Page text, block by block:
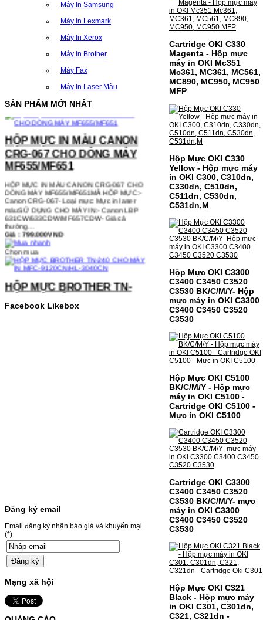
Máy In Samsung
Máy In Lexmark
Máy In Xerox
Máy In Brother
Máy Fax
Máy In Laser Màu
SẢN PHẨM MỚI NHẤT
CỤM DRUM CANON NPG-59 CHO DÒNG
mực Canon NPG-59- Loại cụm drum:
Ir 2002/2002N/2202N/2004n/2006n- Mặt
Giá : 1.399.000VND
HỘP MỰC IN MÀU CANON
CRG-067 CHO DÒNG MÁY
MF655/MF651
HỘP MỰC IN MÀU CANON CRG-067 CHO
DÒNG MÁY MF655/MF651MÃ HỘP MỰC:-
Canon CRG-067- Loại mực: Mực in laser
màuSỬ DỤNG CHO MÁY IN:- Canon LBP
631CW/633CDW/MF657CDW- Giá cả
thường…
Giá : 799.000VND
Chọn mua
HỘP MỰC BROTHER TN-
240 CHO MÁY IN MFC-
9120CN/HL-3040CN
HỘP MỰC BROTHER TN-240 CHO MÁY IN
Chọn mua
HỘP MỰC MÀU SAMSUNG
CLT-403S CHO DÒNG MÁY
SL-C435/C436
HỘP MỰC MÀU SAMSUNG CLT-403S CHO
DÒNG MÁY SL-C435/C436MÃ HỘP MỰC:-
Facebook Likebox
Đăng ký email
Email đăng ký nhận báo giá và khuyến mại
(*)
Mạng xã hội
Cartridge OKI C330
Magenta - Hộp mực
máy in OKI Mc351
Mc361, MC361, MC561,
MC890, MC950, MC950
MFP
Hộp Mực OKI C330
Yellow - Hộp mực máy
in OKI C300, C310dn,
C330dn, C510dn,
C511dn, C530dn,
C531dn,M
Hộp Mực OKI C3300
C3400 C3450 C3520
C3530 BK/C/M/Y- Hộp
mực máy in OKI C3300
C3400 C3450 C3520
C3530
Hộp Mực OKI C5100
BK/C/M/Y - Hộp mực
máy in OKI C5100 -
Cartridge OKI C5100 -
Mực in OKI C5100
Cartridge OKI C3300
C3400 C3450 C3520
C3530 BK/C/M/Y- mực
máy in OKI C3300
C3400 C3450 C3520
C3530
Hộp Mực OKI C321
Black - Hộp mực máy
in OKI C301, C301dn,
C321, C321dn -